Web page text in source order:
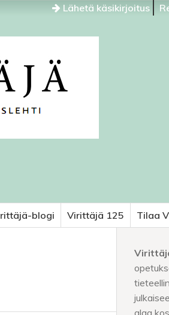
Lähetä käsikirjoitus
blogi Virittäjä 125 Tilaa
alaa